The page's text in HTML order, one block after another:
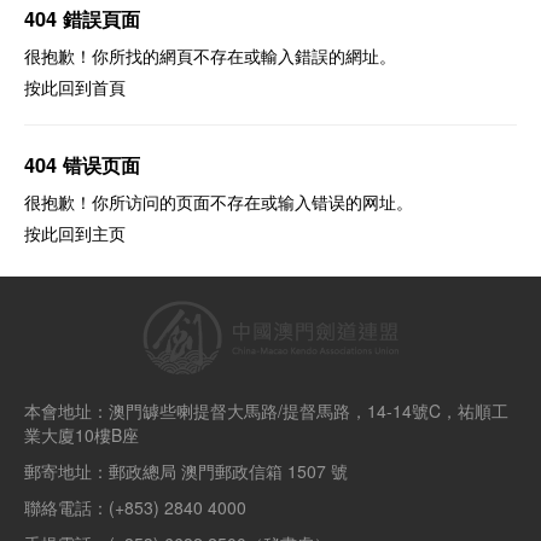
404 錯誤頁面
很抱歉！你所找的網頁不存在或輸入錯誤的網址。
按此回到首頁
404 错误页面
很抱歉！你所访问的页面不存在或输入错误的网址。
按此回到主页
本會地址：澳門罅些喇提督大馬路/提督馬路，14-14號C，祐順工
業大廈10樓B座
郵寄地址：郵政總局 澳門郵政信箱 1507 號
聯絡電話：(+853) 2840 4000